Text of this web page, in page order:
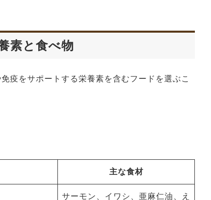
素と食べ物
疫をサポートする栄養素を含むフードを選ぶこ
主な食材
サーモン、イワシ、亜麻仁油、え